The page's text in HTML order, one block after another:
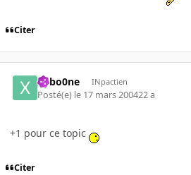
Citer
X4bo0ne INpactien
Posté(e) le 17 mars 200422 a
+1 pour ce topic
Citer